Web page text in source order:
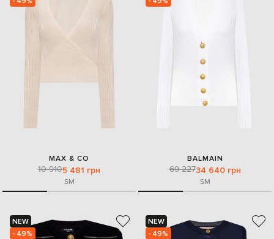
MAX & CO
10 9105 481 грн
SM
BALMAIN
69 22734 640 грн
SM
NEW
- 49%
NEW
- 49%